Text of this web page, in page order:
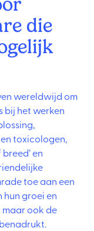
die
wereldwijd om
bij het werken
toxicologen,
en
toe aan een
hun groei en
ook de